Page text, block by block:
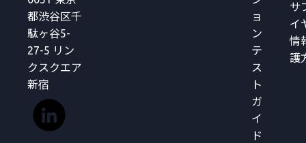
都渋谷区千
駄ヶ谷5-
27-5 リン
クスクエア
新宿
ョ
ン
テ
ス
ト
ガ
イ
ド
サ
イ
情
護